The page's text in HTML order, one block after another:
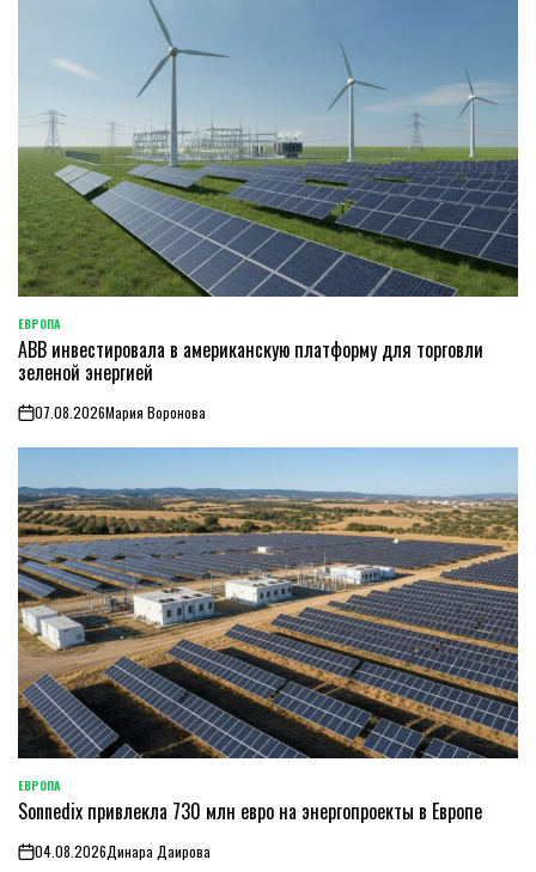
ОПУБЛИКОВАНО
В
ЕВРОПА
ABB инвестировала в американскую платформу для торговли
зеленой энергией
on07.08.2026Мария Воронова
ОПУБЛИКОВАНО
В
ЕВРОПА
Sonnedix привлекла 730 млн евро на энергопроекты в Европе
on04.08.2026Динара Даирова